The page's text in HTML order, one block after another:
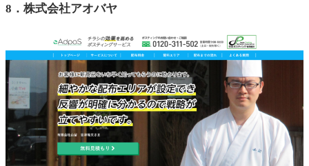
8． 株式会社アオバヤ